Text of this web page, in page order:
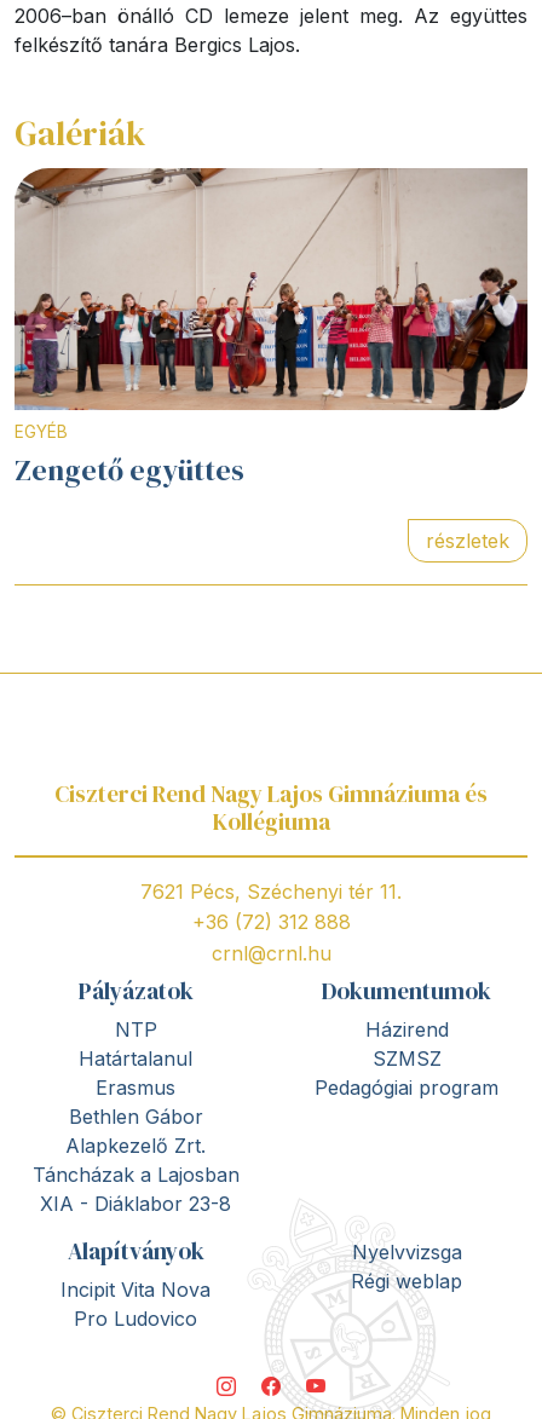
2006–ban önálló CD lemeze jelent meg. Az együttes
felkészítő tanára Bergics Lajos.
Galériák
EGYÉB
Zengető együttes
részletek
Ciszterci Rend Nagy Lajos Gimnáziuma és
Kollégiuma
7621 Pécs, Széchenyi tér 11.
+36 (72) 312 888
crnl@crnl.hu
Pályázatok
NTP
Határtalanul
Erasmus
Bethlen Gábor
Alapkezelő Zrt.
Táncházak a Lajosban
XIA - Diáklabor 23-8
Dokumentumok
Házirend
SZMSZ
Pedagógiai program
Alapítványok
Incipit Vita Nova
Pro Ludovico
Nyelvvizsga
Régi weblap
© Ciszterci Rend Nagy Lajos Gimnáziuma. Minden jog